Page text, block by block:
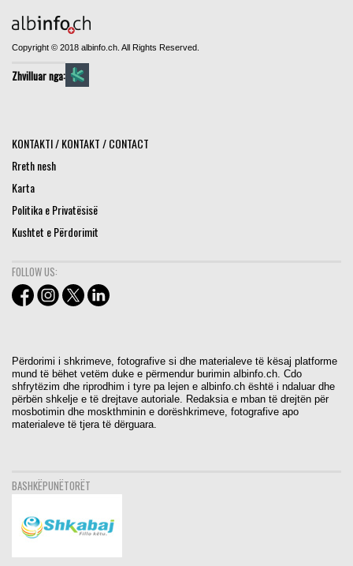
Copyright © 2018 albinfo.ch. All Rights Reserved.
Zhvilluar nga:
KONTAKTI / KONTAKT / CONTACT
Rreth nesh
Karta
Politika e Privatësisë
Kushtet e Përdorimit
FOLLOW US:
Përdorimi i shkrimeve, fotografive si dhe materialeve të kësaj platforme
mund të bëhet vetëm duke e përmendur burimin albinfo.ch. Cdo
shfrytëzim dhe riprodhim i tyre pa lejen e albinfo.ch është i ndaluar dhe
përbën shkelje e të drejtave autoriale. Redaksia e mban të drejtën për
mosbotimin dhe moskthminin e dorëshkrimeve, fotografive apo
materialeve të tjera të dërguara.
BASHKËPUNËTORËT